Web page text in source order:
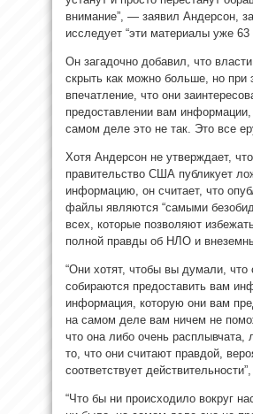
внимание”, — заявил Андерсон,
исследует “эти материалы уже 63
Он загадочно добавил, что
скрыть как можно больше, но при
впечатление, что они
предоставлении вам информации,
самом деле это не так. Это все
Хотя Андерсон не утверждает, что
правительство США публикует
информацию, он считает, что
файлы являются “самыми
всех, которые позволяют
полной правды об НЛО и
“Они хотят, чтобы вы думали, что
собираются предоставить вам
информация, которую они вам
на самом деле вам ничем не
что она либо очень
то, что они считают правдой,
соответствует
“Что бы ни происходило вокруг